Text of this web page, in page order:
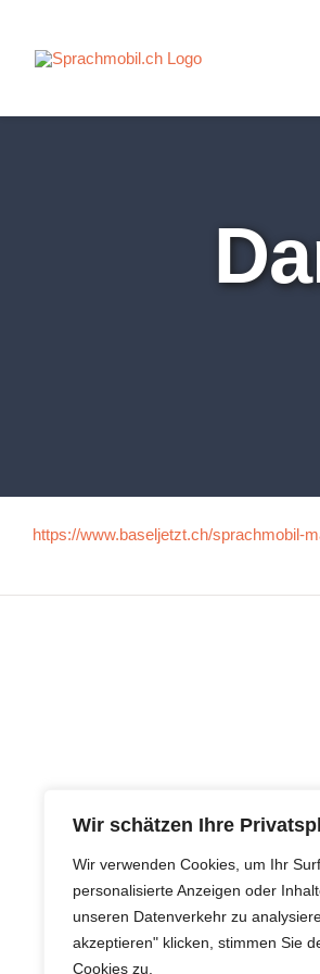
Wir schätzen Ihre
Wir verwenden Cookies, um Ihr
personalisierte Anzeigen oder
unseren Datenverkehr zu
akzeptieren" klicken, stimmen Sie
Cookies zu.
Inhalt
https://www.baseljetzt.ch/sprachmobil-